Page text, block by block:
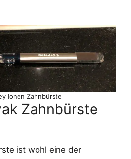
Ionen Zahnbürste
Zahnbürste
ist wohl eine der